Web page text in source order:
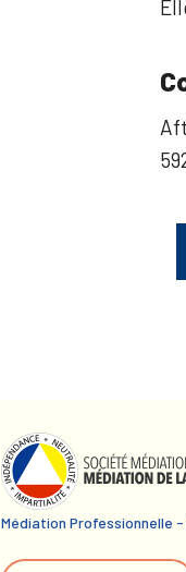
Médiation Professionnelle -